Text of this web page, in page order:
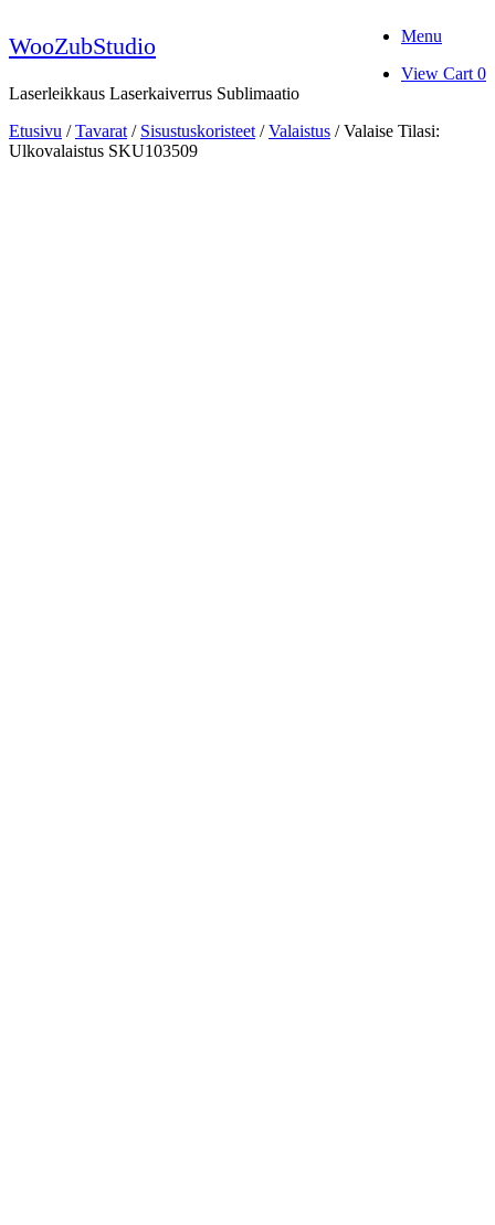
to
content
WooZubStudio
Laserleikkaus Laserkaiverrus Sublimaatio
Menu
View
View Cart 0
Etusivu /Tavarat / Sisustuskoristeet /Valaistus / Valaise Tilasi:
Ulkovalaistus SKU103509